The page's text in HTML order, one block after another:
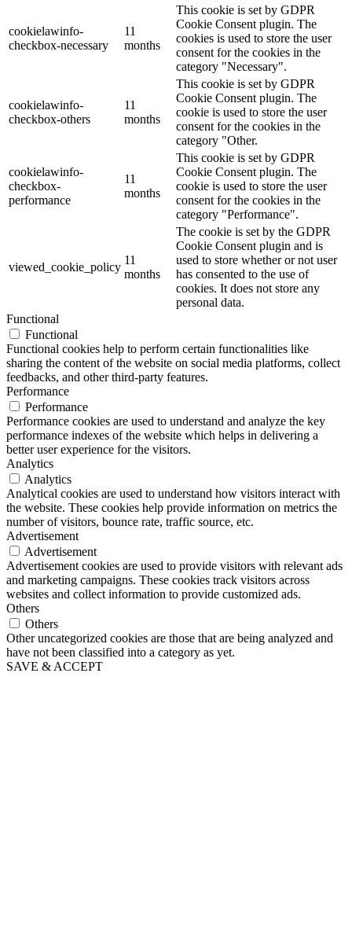
cookielawinfo-
checkbox-necessary
11
months
This cookie is set by GDPR
Cookie Consent plugin. The
cookies is used to store the user
consent for the cookies in the
category "Necessary".
cookielawinfo-
checkbox-others
11
months
This cookie is set by GDPR
Cookie Consent plugin. The
cookie is used to store the user
consent for the cookies in the
category "Other.
cookielawinfo-
checkbox-
performance
11
months
This cookie is set by GDPR
Cookie Consent plugin. The
cookie is used to store the user
consent for the cookies in the
category "Performance".
viewed_cookie_policy
11
months
The cookie is set by the GDPR
Cookie Consent plugin and is
used to store whether or not user
has consented to the use of
cookies. It does not store any
personal data.
Functional
Functional
Functional cookies help to perform certain functionalities like
sharing the content of the website on social media platforms, collect
feedbacks, and other third-party features.
Performance
Performance
Performance cookies are used to understand and analyze the key
performance indexes of the website which helps in delivering a
better user experience for the visitors.
Analytics
Analytics
Analytical cookies are used to understand how visitors interact with
the website. These cookies help provide information on metrics the
number of visitors, bounce rate, traffic source, etc.
Advertisement
Advertisement
Advertisement cookies are used to provide visitors with relevant ads
and marketing campaigns. These cookies track visitors across
websites and collect information to provide customized ads.
Others
Others
Other uncategorized cookies are those that are being analyzed and
have not been classified into a category as yet.
SAVE & ACCEPT